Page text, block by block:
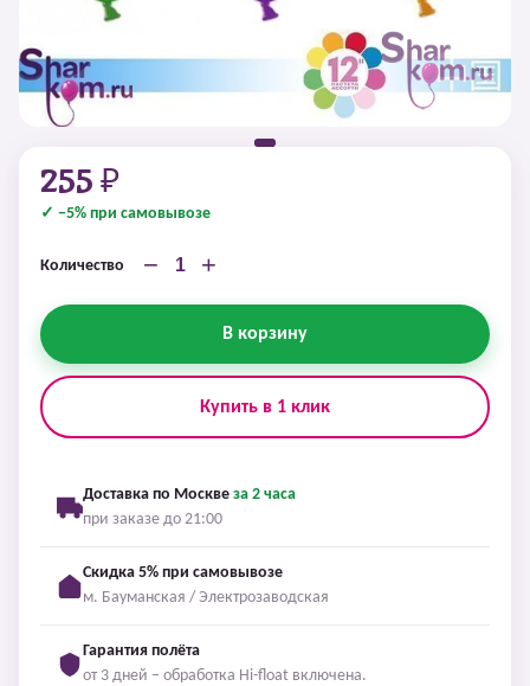
255 ₽
✓ −5% при самовывозе
Количество − +
В корзину
Купить в 1 клик
Доставка по Москве за 2 часа
при заказе до 21:00
Скидка 5% при самовывозе
м. Бауманская / Электрозаводская
Гарантия полёта
от 3 дней – обработка Hi-float включена.